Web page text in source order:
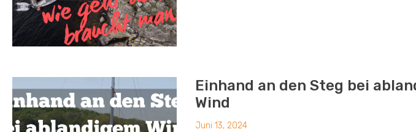
Einhand an den Steg bei
Wind
Juni 13, 2024